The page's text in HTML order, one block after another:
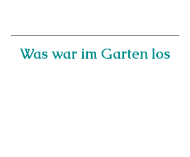
Was war im Garten los